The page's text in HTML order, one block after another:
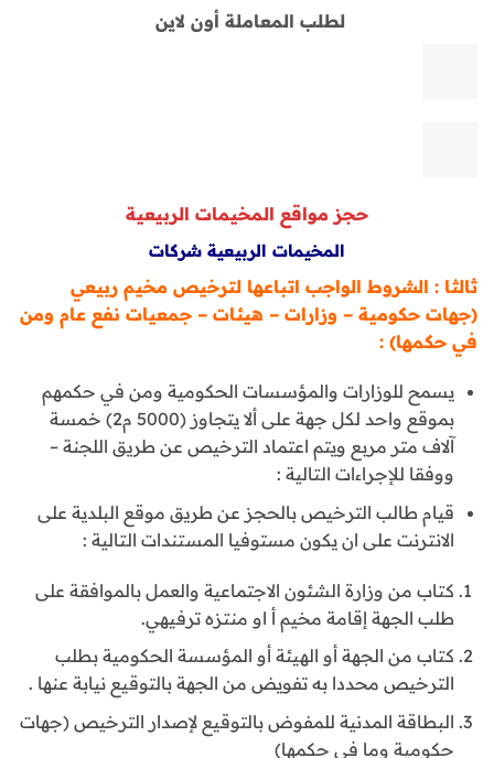
لطلب المعاملة أون لاين
حجز مواقع المخيمات الربيعية
المخيمات الربيعية شركات
ثالثا : الشروط الواجب اتباعها لترخيص مخيم ربيعي
(جهات حكومية – وزارات – هيئات – جمعيات نفع عام ومن
في حكمها) :
يسمح للوزارات والمؤسسات الحكومية ومن في حكمهم
بموقع واحد لكل جهة على ألا يتجاوز (5000 م2) خمسة
آلاف متر مربع ويتم اعتماد الترخيص عن طريق اللجنة –
ووفقا للإجراءات التالية :
قيام طالب الترخيص بالحجز عن طريق موقع البلدية على
الانترنت على ان يكون مستوفيا المستندات التالية :
كتاب من وزارة الشئون الاجتماعية والعمل بالموافقة على
طلب الجهة إقامة مخيم أ او منتزه ترفيهي.
كتاب من الجهة أو الهيئة أو المؤسسة الحكومية بطلب
الترخيص محددا به تفويض من الجهة بالتوقيع نيابة عنها .
البطاقة المدنية للمفوض بالتوقيع لإصدار الترخيص (جهات
حكومية وما في حكمها)